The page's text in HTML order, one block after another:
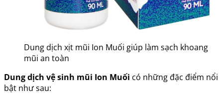
Dung dịch xịt mũi Ion Muối giúp làm sạch khoang
mũi an toàn
Dung dịch vệ sinh mũi Ion Muối có những đặc điểm nổi
bật như sau: